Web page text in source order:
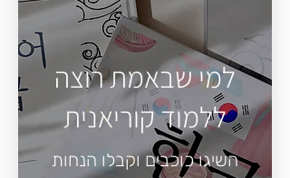
למי שבאמת רוצה
ללמוד קוריאנית
השיגו כוכבים וקבלו הנחות